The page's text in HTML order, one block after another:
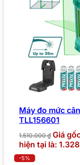
Máy đo mức
TLL156601
1.510.000₫ Giá
hiện tại là:
-5%